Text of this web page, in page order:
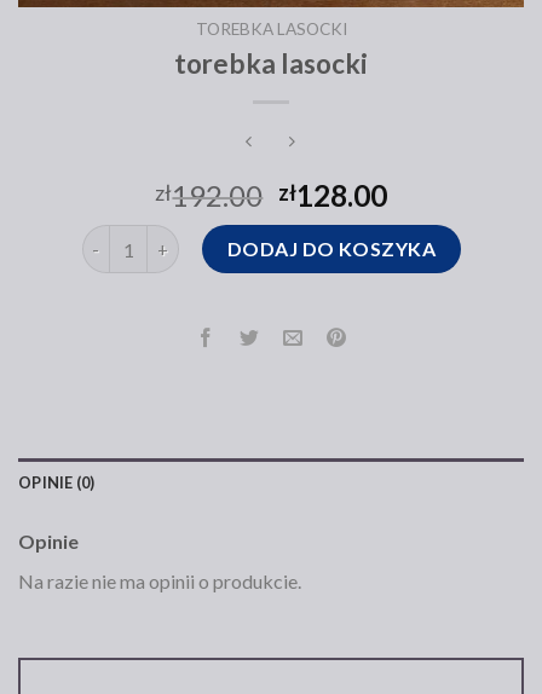
TOREBKA LASOCKI
torebka lasocki
zł192.00 zł128.00
ilość torebka lasockiDODAJ DO KOSZYKA
OPINIE (0)
Opinie
Na razie nie ma opinii o produkcie.